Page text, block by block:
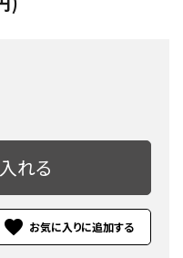
れる
favorite